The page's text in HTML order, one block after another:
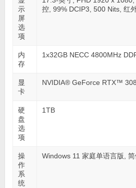
示
屏
选
项
控, 99% DCIP3, 500 Nits, 红
内
存
1x32GB NECC 4800MHz
显
卡
NVIDIA® GeForce RTX™
硬
盘
选
项
1TB
操
作
系
统
Windows 11 家庭单语言版,